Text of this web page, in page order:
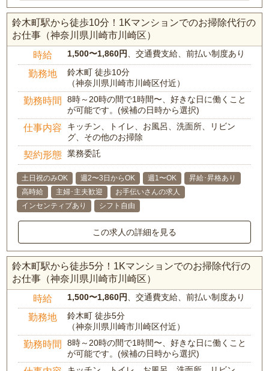
鈴木町駅から徒歩10分！1Kマンションでのお掃除代行の
お仕事（神奈川県川崎市川崎区）
時給 1,500〜1,860円、交通費支給、前払い制度あり
勤務地
鈴木町 徒歩10分
（神奈川県川崎市川崎区付近）
勤務時間
8時～20時の間で1時間〜、好きな日に働くこと
が可能です。(候補の日時から選択)
仕事内容
キッチン、トイレ、お風呂、洗面所、リビン
グ、その他のお掃除
契約形態 業務委託
土日祝のみOK 週2〜3日からOK 週1〜OK
昇給･昇格あり
高時給
主婦･主夫歓迎
お手伝いさんの求人
インセンティブあり
シフト自由
この求人の詳細を見る
鈴木町駅から徒歩5分！1Kマンションでのお掃除代行の
お仕事（神奈川県川崎市川崎区）
時給 1,500〜1,860円、交通費支給、前払い制度あり
勤務地
鈴木町 徒歩5分
（神奈川県川崎市川崎区付近）
勤務時間
8時～20時の間で1時間〜、好きな日に働くこと
が可能です。(候補の日時から選択)